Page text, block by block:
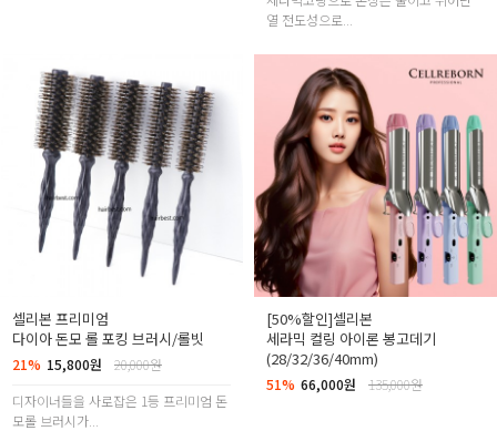
열 전도성으로...
셀리본 프리미엄
다이아 돈모 롤 포킹 브러시/롤빗
21% 15,800원
20,000원
디자이너들을 사로잡은 1등 프리미엄 돈
모롤 브러시가...
[50%할인]셀리본
세라믹 컬링 아이론 봉고데기
(28/32/36/40mm)
51% 66,000원 135,000원